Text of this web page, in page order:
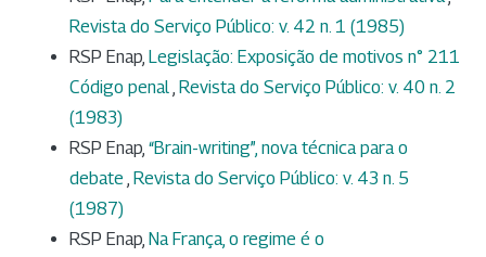
Revista do Serviço Público: v. 42 n. 1 (1985)
RSP Enap, Legislação: Exposição de motivos n° 211
Código penal, Revista do Serviço Público: v. 40 n. 2
(1983)
RSP Enap, “Brain-writing”, nova técnica para o
debate , Revista do Serviço Público: v. 43 n. 5
(1987)
RSP Enap, Na França, o regime é o